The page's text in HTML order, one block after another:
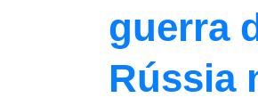
guerra
Rússia